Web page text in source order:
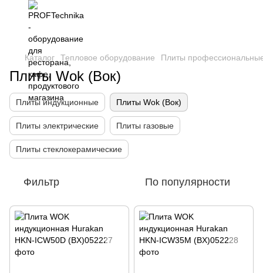
Каталог Тепловое оборудование Плиты
Плиты Wok (Вок)
Плиты индукционные Плиты Wok (Вок)
Плиты электрические Плиты газовые
Плиты стеклокерамические
Фильтр По популярности